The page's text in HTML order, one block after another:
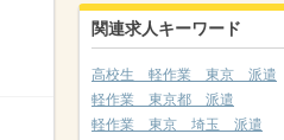
関連求人キーワード
高校生 軽作業 東京 派遣
軽作業 東京都 派遣
軽作業 東京 埼玉 派遣